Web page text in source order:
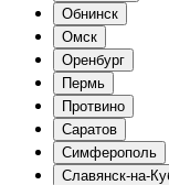
Обнинск
Омск
Оренбург
Пермь
Протвино
Саратов
Симферополь
Славянск-на-